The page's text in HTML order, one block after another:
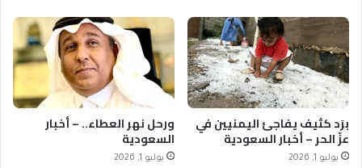
برَد كثيف يفاجئ اليمنيين في
عزّ الحر – أخبار السعودية
يوليو 1, 2026
ورحل نهر العطاء.. – أخبار
السعودية
يوليو 1, 2026